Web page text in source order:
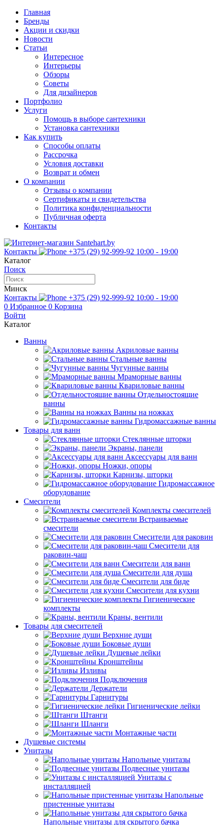
Главная
Бренды
Акции и скидки
Новости
Статьи
Интересное
Интерьеры
Обзоры
Советы
Для дизайнеров
Портфолио
Услуги
Помощь в выборе сантехники
Установка сантехники
Как купить
Способы оплаты
Рассрочка
Условия доставки
Возврат и обмен
О компании
Отзывы о компании
Сертификаты и свидетельства
Политика конфиденциальности
Публичная оферта
Контакты
Контакты +375 (29) 92-999-92 10:00 - 19:00
Каталог
Поиск
Минск
Контакты
+375 (29) 92-999-92 10:00 - 19:00
0 Избранное 0 Корзина
Войти
Каталог
Ванны
Акриловые ванны
Стальные ванны
Чугунные ванны
Мраморные ванны
Квариловые ванны
Отдельностоящие
ванны
Ванны на ножках
Гидромассажные ванны
Товары для ванн
Стеклянные шторки
Экраны, панели
Аксессуары для ванн
Ножки, опоры
Карнизы, шторки
Гидромассажное
оборудование
Смесители
Комплекты смесителей
Встраиваемые
смесители
Смесители для раковин
Смесители для
раковин-чаш
Смесители для ванн
Смесители для душа
Смесители для биде
Смесители для кухни
Гигиенические
комплекты
Краны, вентили
Товары для смесителей
Верхние души
Боковые души
Душевые лейки
Кронштейны
Изливы
Подключения
Держатели
Гарнитуры
Гигиенические лейки
Штанги
Шланги
Монтажные части
Душевые системы
Унитазы
Напольные унитазы
Подвесные унитазы
Унитазы с
инсталляцией
Напольные
пристенные унитазы
Напольные унитазы для скрытого бачка